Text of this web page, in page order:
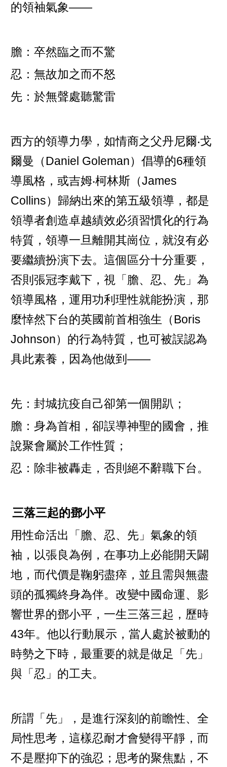
的領袖氣象——
膽：卒然臨之而不驚
忍：無故加之而不怒
先：於無聲處聽驚雷
西方的領導力學，如情商之父丹尼爾‧戈
爾曼（Daniel Goleman）倡導的6種領
導風格，或吉姆‧柯林斯（James
Collins）歸納出來的第五級領導，都是
領導者創造卓越績效必須習慣化的行為
特質，領導一旦離開其崗位，就沒有必
要繼續扮演下去。這個區分十分重要，
否則張冠李戴下，視「膽、忍、先」為
領導風格，運用功利理性就能扮演，那
麼悻然下台的英國前首相強生（Boris
Johnson）的行為特質，也可被誤認為
具此素養，因為他做到——
先：封城抗疫自己卻第一個開趴；
膽：身為首相，卻誤導神聖的國會，推
說聚會屬於工作性質；
忍：除非被轟走，否則絕不辭職下台。
三落三起的鄧小平
用性命活出「膽、忍、先」氣象的領
袖，以張良為例，在事功上必能開天闢
地，而代價是鞠躬盡瘁，並且需與無盡
頭的孤獨終身為伴。改變中國命運、影
響世界的鄧小平，一生三落三起，歷時
43年。他以行動展示，當人處於被動的
時勢之下時，最重要的就是做足「先」
與「忍」的工夫。
所謂「先」，是進行深刻的前瞻性、全
局性思考，這樣忍耐才會變得平靜，而
不是壓抑下的強忍；思考的聚焦點，不